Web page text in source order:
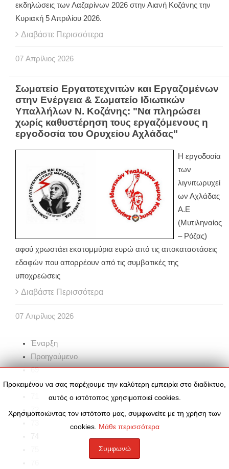
εκδηλώσεις των Λαζαρίνων 2026 στην Αιανή Κοζάνης την
Κυριακή 5 Απριλίου 2026.
Διαβάστε Περισσότερα
07 Απρίλιος 2026
Σωματείο Εργατοτεχνιτών και Εργαζομένων
στην Ενέργεια & Σωματείο Ιδιωτικών
Υπαλλήλων Ν. Κοζάνης: "Να πληρώσει
χωρίς καθυστέρηση τους εργαζόμενους η
εργοδοσία του Ορυχείου Αχλάδας"
Η εργοδοσία
των
λιγνιτωρυχεί
ων Αχλάδας
Α.Ε
(Μυτιληναίος
– Ρόζας)
αφού χρωστάει εκατομμύρια ευρώ από τις αποκαταστάσεις
εδαφών που απορρέουν από τις συμβατικές της
υποχρεώσεις
Διαβάστε Περισσότερα
07 Απρίλιος 2026
Έναρξη
Προηγούμενο
69
70
Προκειμένου να σας παρέχουμε την καλύτερη εμπειρία στο διαδίκτυο,
αυτός ο ιστότοπος χρησιμοποιεί cookies.
Χρησιμοποιώντας τον ιστότοπο μας, συμφωνείτε με τη χρήση των
cookies. Μάθε περισσότερα
Συμφωνώ